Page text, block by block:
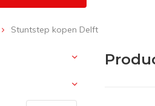
Stuntstep kopen Delft